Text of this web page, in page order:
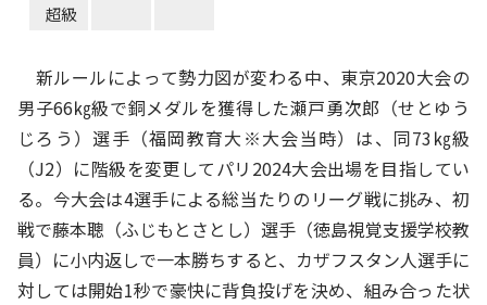
超級
新ルールによって勢力図が変わる中、東京2020大会の
男子66㎏級で銅メダルを獲得した瀬戸勇次郎（せとゆう
じろう）選手（福岡教育大※大会当時）は、同73㎏級
（J2）に階級を変更してパリ2024大会出場を目指してい
る。今大会は4選手による総当たりのリーグ戦に挑み、初
戦で藤本聰（ふじもとさとし）選手（徳島視覚支援学校教
員）に小内返しで一本勝ちすると、カザフスタン人選手に
対しては開始1秒で豪快に背負投げを決め、組み合った状